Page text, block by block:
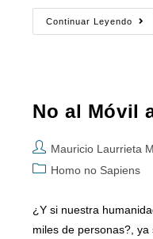
Continuar Leyendo
No al Móvil
Mauricio Laurrieta
Homo no Sapiens
¿Y si nuestra
miles de personas?,